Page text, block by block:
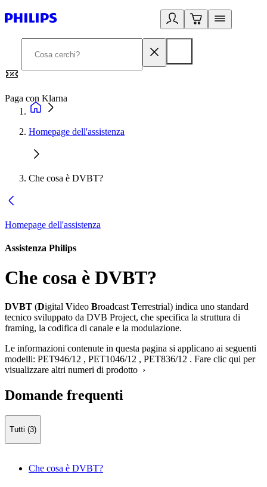
Paga con Klarna
Homepage dell'assistenza
Che cosa è DVBT?
Homepage dell'assistenza
Assistenza Philips
Che cosa è DVBT?
DVBT (Digital Video Broadcast Terrestrial) indica uno standard
tecnico sviluppato da DVB Project, che specifica la struttura di
framing, la codifica di canale e la modulazione.
Le informazioni contenute in questa pagina si applicano ai seguenti
modelli: PET946/12 , PET1046/12 , PET836/12 . Fare clic qui per
visualizzare altri numeri di prodotto ›
Domande frequenti
Tutti (3)
Che cosa è DVBT?